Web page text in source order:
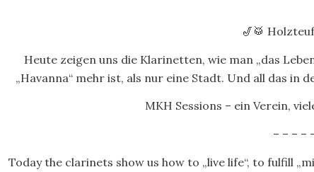
🎷🥁
Heute zeigen uns die Klarinetten, wie man „das
„Havanna“ mehr ist, als nur eine Stadt. Und all das in
MKH Sessions – ein Verein,
– – – –
Today the clarinets show us how to „live life“, to fulfill